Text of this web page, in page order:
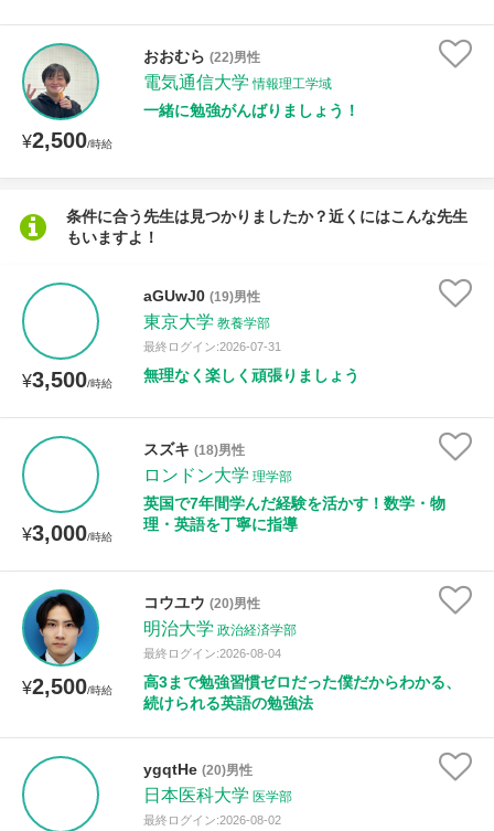
¥2,500/時給
おおむら (22)男性
電気通信大学 情報理工学域
一緒に勉強がんばりましょう！
条件に合う先生は見つかりましたか？近くにはこんな先生
もいますよ！
¥3,500/時給
aGUwJ0 (19)男性
東京大学 教養学部
最終ログイン:2026-07-31
無理なく楽しく頑張りましょう
¥3,000/時給
スズキ (18)男性
ロンドン大学 理学部
英国で7年間学んだ経験を活かす！数学・物
理・英語を丁寧に指導
¥2,500/時給
コウユウ (20)男性
明治大学 政治経済学部
最終ログイン:2026-08-04
高3まで勉強習慣ゼロだった僕だからわかる、
続けられる英語の勉強法
ygqtHe (20)男性
日本医科大学 医学部
最終ログイン:2026-08-02